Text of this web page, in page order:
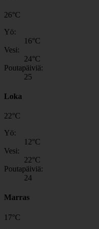
26°C
Yö:
16°C
Vesi:
24°C
Poutapäiviä:
25
Loka
22°C
Yö:
12°C
Vesi:
22°C
Poutapäiviä:
24
Marras
17°C